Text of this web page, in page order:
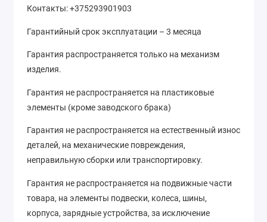
Контакты: +375293901903
Гарантийный срок эксплуатации – 3 месяца
Гарантия распространяется только на механизм
изделия.
Гарантия не распространяется на пластиковые
элементы (кроме заводского брака)
Гарантия не распространяется на естественный износ
деталей, на механические повреждения,
неправильную сборки или транспортировку.
Гарантия не распространяется на подвижные части
товара, на элементы подвески, колеса, шины,
корпуса, зарядные устройства, за исключение